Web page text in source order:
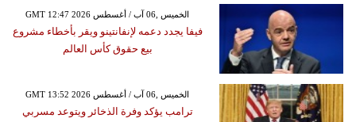
GMT 12:47 2026 الخميس ,06 آب / أغسطس
فيفا يجدد دعمه لإنفانتينو ويقر بأخطاء مشروع
بيع حقوق كأس العالم
GMT 13:52 2026 الخميس ,06 آب / أغسطس
ترامب يؤكد وفرة الذخائر ويتوعد مسربي